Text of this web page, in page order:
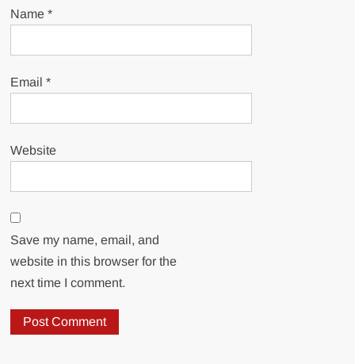
Name*
Email*
Website
Save my name, email, and
website in this browser for the
next time I comment.